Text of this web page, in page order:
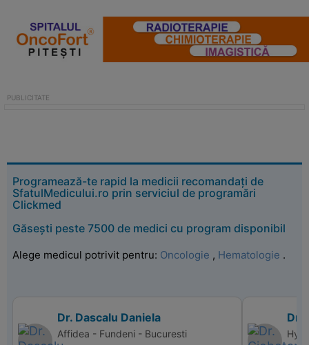
Programează-te rapid la medicii recomandați de
SfatulMedicului.ro prin serviciul de programări
Clickmed
Găsești peste 7500 de medici cu program disponibil
Alege medicul potrivit pentru: Oncologie , Hematologie .
Dr. Dascalu Daniela
Affidea - Fundeni - Bucuresti
Dr.